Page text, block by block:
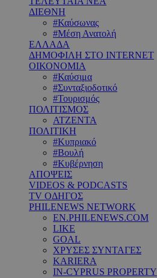
ΔΙΕΘΝΗ
#Καύσωνας
#Μέση Ανατολή
ΕΛΛΑΔΑ
ΔΗΜΟΦΙΛΗ ΣΤΟ INTERNET
ΟΙΚΟΝΟΜΙΑ
#Καύσιμα
#Συνταξιοδοτικό
#Τουρισμός
ΠΟΛΙΤΙΣΜΟΣ
ΑΤΖΕΝΤΑ
ΠΟΛΙΤΙΚΗ
#Κυπριακό
#Βουλή
#Κυβέρνηση
ΑΠΟΨΕΙΣ
VIDEOS & PODCASTS
TV ΟΔΗΓΟΣ
PHILENEWS NETWORK
EN.PHILENEWS.COM
LIKE
GOAL
ΧΡΥΣΕΣ ΣΥΝΤΑΓΕΣ
KARIERA
IN-CYPRUS PROPERTY